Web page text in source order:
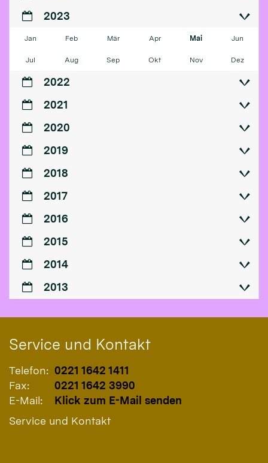
2023
Jan Feb Mär Apr Mai Jun
Jul Aug Sep Okt Nov Dez
2022
2021
2020
2019
2018
2017
2016
2015
2014
2013
Service und Kontakt
Telefon: 0221 1642 1411
Fax:
0221 1642 3990
E-Mail:
Klick zum E-Mail senden
Service und Kontakt